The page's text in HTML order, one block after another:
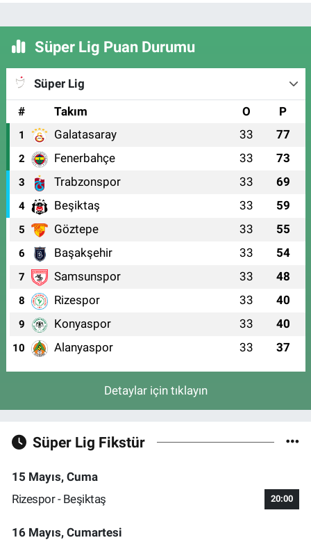
Süper Lig Puan Durumu
Süper Lig
#
Takım O P
1 Galatasaray 33 77
2 Fenerbahçe 33 73
3 Trabzonspor 33 69
4 Beşiktaş 33 59
5 Göztepe 33 55
6 Başakşehir 33 54
7 Samsunspor 33 48
8 Rizespor 33 40
9 Konyaspor 33 40
10 Alanyaspor 33 37
Detaylar için tıklayın
Süper Lig Fikstür
15 Mayıs, Cuma
Rizespor - Beşiktaş
20:00
16 Mayıs, Cumartesi